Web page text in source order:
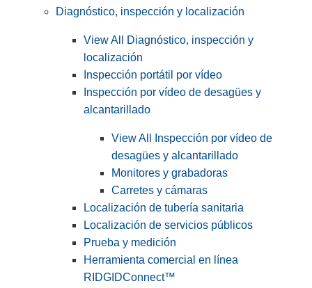
Diagnóstico, inspección y localización
View All Diagnóstico, inspección y
localización
Inspección portátil por vídeo
Inspección por vídeo de desagües y
alcantarillado
View All Inspección por vídeo de
desagües y alcantarillado
Monitores y grabadoras
Carretes y cámaras
Localización de tubería sanitaria
Localización de servicios públicos
Prueba y medición
Herramienta comercial en línea
RIDGIDConnect™